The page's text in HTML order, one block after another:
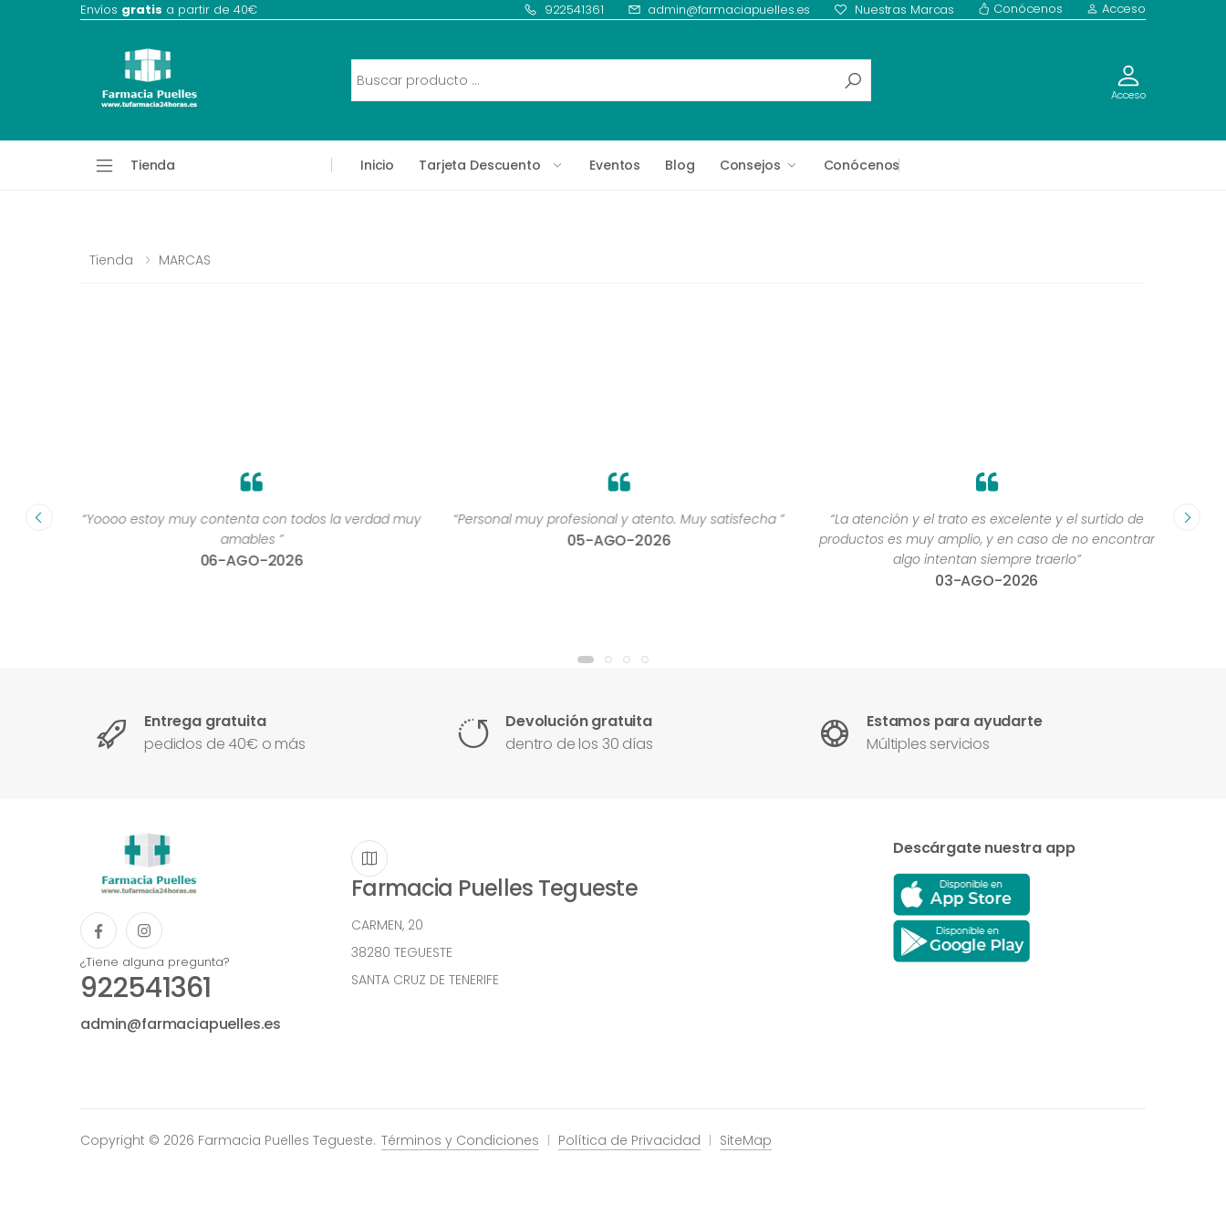
Envíos gratis a partir de 40€ 922541361 admin@farmaciapuelles.es Nuestras Marcas Conócenos Acceso
Acceso
Tienda Inicio Tarjeta Descuento Eventos Blog Consejos Conócenos
Tienda MARCAS
“Yoooo estoy muy contenta con todos la verdad muy
amables ”
06-AGO-2026
“Personal muy profesional y atento. Muy satisfecha ”
05-AGO-2026
“La atención y el trato es excelente y el surtido de
productos es muy amplio, y en caso de no encontrar
algo intentan siempre traerlo”
03-AGO-2026
Entrega gratuita
pedidos de 40€ o más
Devolución gratuita
dentro de los 30 días
Estamos para ayudarte
Múltiples servicios
¿Tiene alguna pregunta?
922541361
admin@farmaciapuelles.es
Farmacia Puelles Tegueste
CARMEN, 20
38280 TEGUESTE
SANTA CRUZ DE TENERIFE
Descárgate nuestra app
Copyright © 2026 Farmacia Puelles Tegueste. Términos y Condiciones Política de Privacidad SiteMap